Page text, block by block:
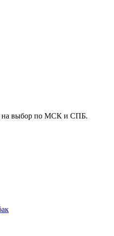
на выбор по МСК и СПБ.